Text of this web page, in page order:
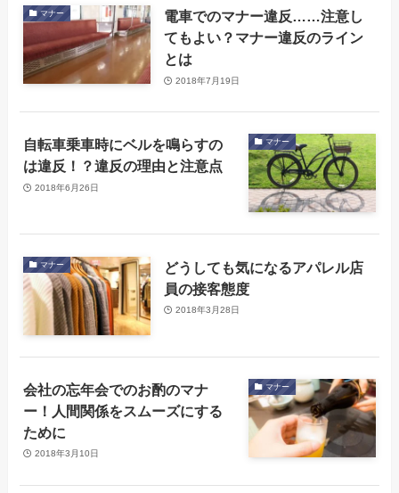
マナー
電車でのマナー違反……注意し
てもよい？マナー違反のライン
とは
2018年7月19日
マナー
自転車乗車時にベルを鳴らすの
は違反！？違反の理由と注意点
2018年6月26日
マナー
どうしても気になるアパレル店
員の接客態度
2018年3月28日
マナー
会社の忘年会でのお酌のマナ
ー！人間関係をスムーズにする
ために
2018年3月10日